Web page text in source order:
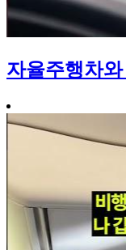
자율주행차